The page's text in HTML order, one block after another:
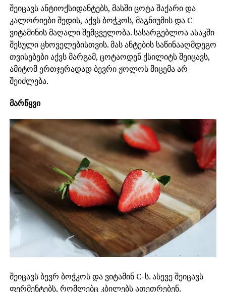
შეიცავს ანტიოქსიდანტებს, მასში ცოტა შაქარი და
კალორიები შედის, აქვს ბოჭკოს, მაგნიუმის და С
ვიტამინის მაღალი შემცველობა. სასარგებლოა ასაკში
შესული ცხოველებისთვის. მას ანტების საწინააღმდეგო
თვისებები აქვს მარგამ, ცოტაოდენ ქსილიტს შეიცავს,
ამიტომ ერთჯერადად ბევრი ჟოლოს მიცემა არ
შეიძლება.
მარწყვი
შეიცავს ბევრ ბოჭკოს და ვიტამინ C-ს. ასევე შეიცავს
ფერმენტებს, რომლებც კბილებს ათეთრებენ.